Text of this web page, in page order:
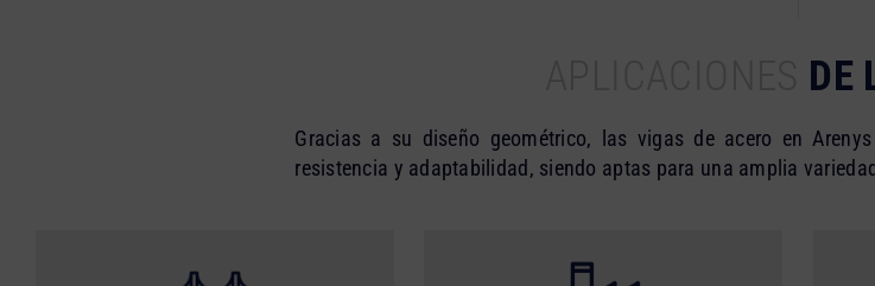
DE
Gracias a su diseño geométrico, las vigas de acero en
resistencia y adaptabilidad, siendo aptas para una amplia